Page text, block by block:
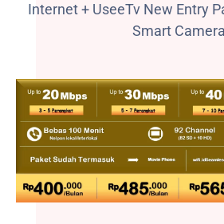
Internet + UseeTv New Entry
Smart Camera